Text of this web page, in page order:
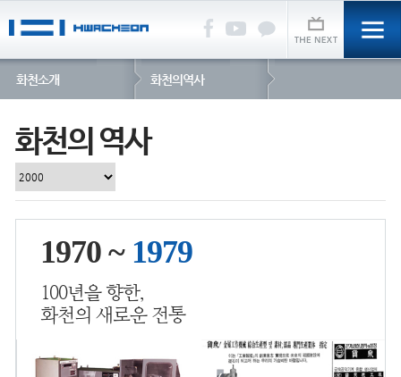
화천소개 화천의역사
화천의 역사
1970 ~ 1979
100년을 향한,
화천의 새로운 전통